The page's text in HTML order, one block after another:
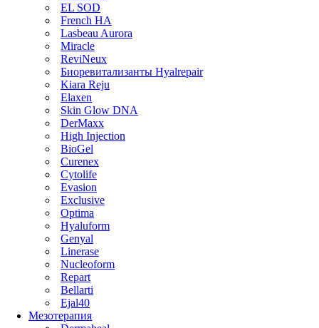
EL SOD
French HA
Lasbeau Aurora
Miracle
ReviNeux
Биоревитализанты Hyalrepair
Kiara Reju
Elaxen
Skin Glow DNA
DerMaxx
High Injection
BioGel
Curenex
Cytolife
Evasion
Exclusive
Optima
Hyaluform
Genyal
Linerase
Nucleoform
Repart
Bellarti
Ejal40
Мезотерапия